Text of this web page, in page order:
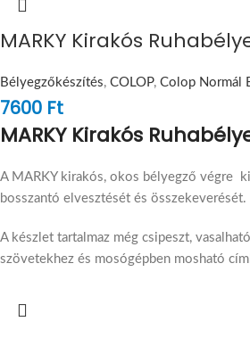
MARKY Kirakós
Bélyegzőkészítés, COLOP, Colop Normál
7600 Ft
MARKY Kirakós
A MARKY kirakós, okos bélyegző végre
bosszantó elvesztését és összekeverését.
A készlet tartalmaz még csipeszt,
szövetekhez és mosógépben mosható